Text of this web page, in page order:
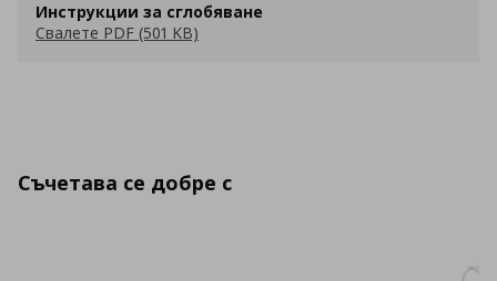
Инструкции за сглобяване
Свалете PDF (501 KB)
Съчетава се добре с